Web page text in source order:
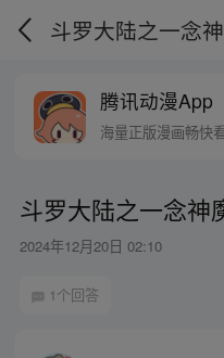
腾讯动漫App
海量正版漫画畅快
斗罗大陆之一念神
2024年12月20日 02:10
1个回答